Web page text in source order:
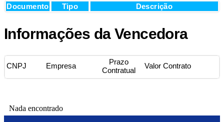
Documento Tipo Descrição
Informações da Vencedora
CNPJ Empresa
Prazo
Contratual
Valor Contrato
Nada encontrado